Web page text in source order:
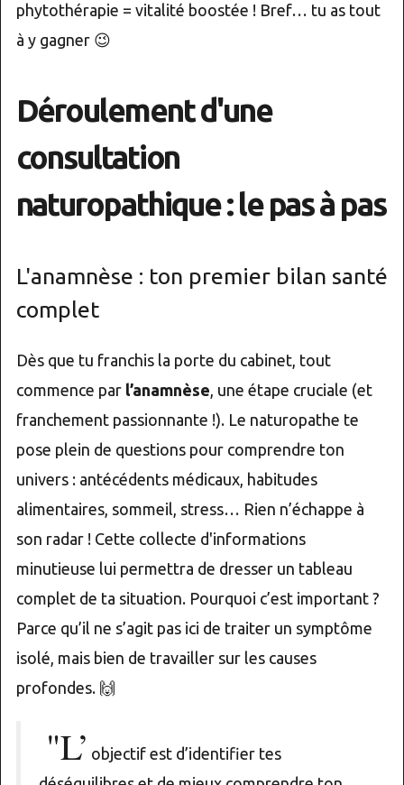
phytothérapie = vitalité boostée ! Bref… tu as tout
à y gagner 😉
Déroulement d'une
consultation
naturopathique : le pas à pas
L'anamnèse : ton premier bilan santé
complet
Dès que tu franchis la porte du cabinet, tout
commence par l’anamnèse , une étape cruciale (et
franchement passionnante !). Le naturopathe te
pose plein de questions pour comprendre ton
univers : antécédents médicaux, habitudes
alimentaires, sommeil, stress… Rien n’échappe à
son radar ! Cette collecte d'informations
minutieuse lui permettra de dresser un tableau
complet de ta situation. Pourquoi c’est important ?
Parce qu’il ne s’agit pas ici de traiter un symptôme
isolé, mais bien de travailler sur les causes
profondes. 🙌
"L’ objectif est d’identifier tes